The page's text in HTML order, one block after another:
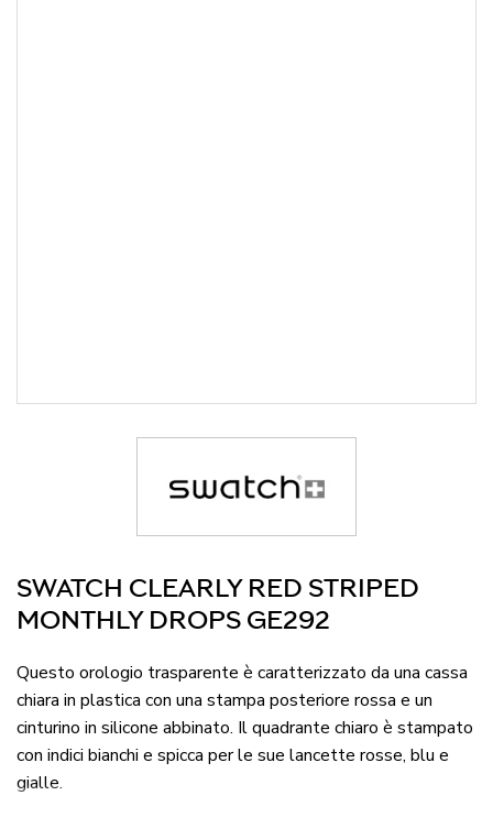
SWATCH CLEARLY RED STRIPED
MONTHLY DROPS GE292
Questo orologio trasparente è caratterizzato da una cassa
chiara in plastica con una stampa posteriore rossa e un
cinturino in silicone abbinato. Il quadrante chiaro è stampato
con indici bianchi e spicca per le sue lancette rosse, blu e
gialle.